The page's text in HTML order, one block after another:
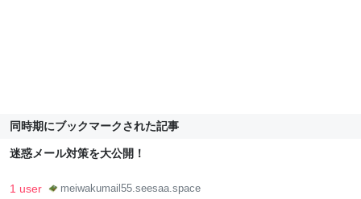
同時期にブックマークされた記事
迷惑メール対策を大公開！
1 user meiwakumail55.seesaa.space